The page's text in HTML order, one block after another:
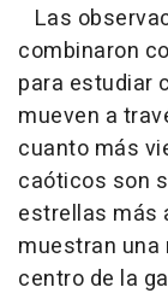
Las
combinaron
para estudiar
mueven a
cuanto más
caóticos son
estrellas más
muestran una
centro de la